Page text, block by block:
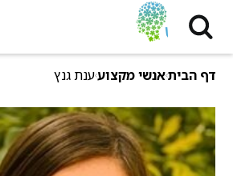
דף הביתאנשי מקצועענת גנץ